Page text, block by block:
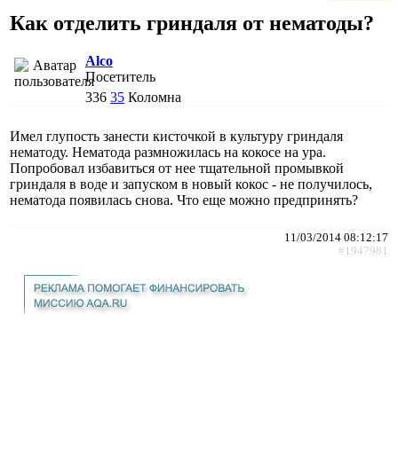
Как отделить гриндаля от нематоды?
Alco
Посетитель
336 35 Коломна
Имел глупость занести кисточкой в культуру гриндаля
нематоду. Нематода размножилась на кокосе на ура.
Попробовал избавиться от нее тщательной промывкой
гриндаля в воде и запуском в новый кокос - не получилось,
нематода появилась снова. Что еще можно предпринять?
11/03/2014 08:12:17
#1947981